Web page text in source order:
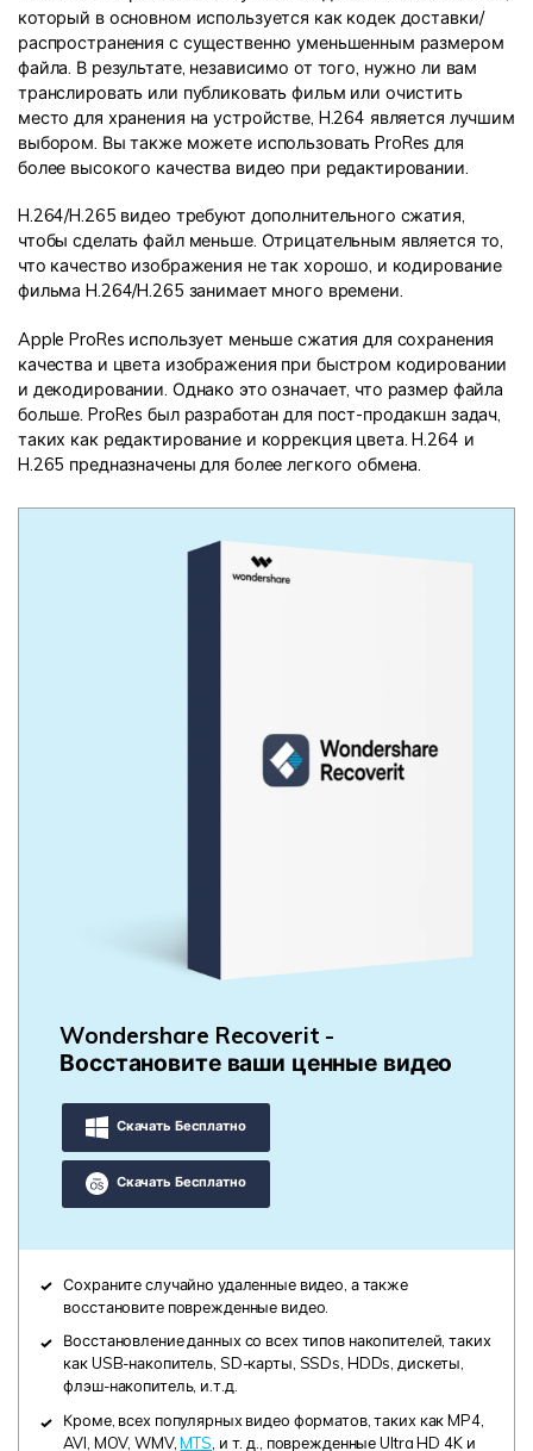
который в основном используется как кодек доставки/
распространения с существенно уменьшенным размером
файла. В результате, независимо от того, нужно ли вам
транслировать или публиковать фильм или очистить
место для хранения на устройстве, H.264 является лучшим
выбором. Вы также можете использовать ProRes для
более высокого качества видео при редактировании.
H.264/H.265 видео требуют дополнительного сжатия,
чтобы сделать файл меньше. Отрицательным является то,
что качество изображения не так хорошо, и кодирование
фильма H.264/H.265 занимает много времени.
Apple ProRes использует меньше сжатия для сохранения
качества и цвета изображения при быстром кодировании
и декодировании. Однако это означает, что размер файла
больше. ProRes был разработан для пост-продакшн задач,
таких как редактирование и коррекция цвета. H.264 и
H.265 предназначены для более легкого обмена.
Wondershare Recoverit -
Восстановите ваши ценные видео
Скачать Бесплатно
Скачать Бесплатно
Сохраните случайно удаленные видео, а также
восстановите поврежденные видео.
Восстановление данных со всех типов накопителей, таких
как USB-накопитель, SD-карты, SSDs, HDDs, дискеты,
флэш-накопитель, и.т.д.
Кроме, всех популярных видео форматов, таких как MP4,
AVI, MOV, WMV, MTS , и т. д., поврежденные Ultra HD 4K и